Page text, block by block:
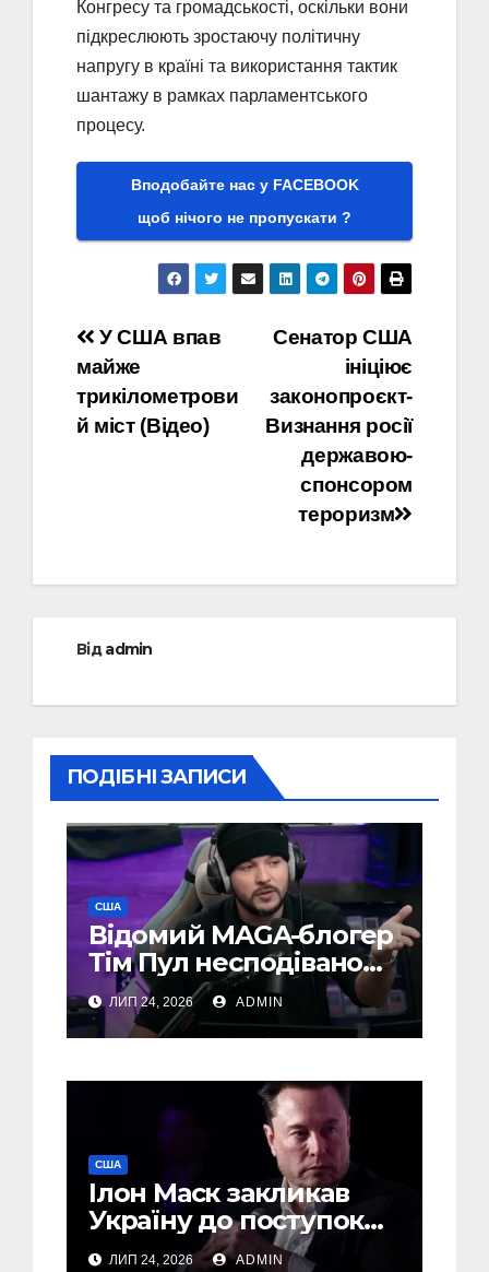
Конгресу та громадськості, оскільки вони
підкреслюють зростаючу політичну
напругу в країні та використання тактик
шантажу в рамках парламентського
процесу.
Вподобайте нас у FACEBOOK
щоб нічого не пропускати ?
Навігація
записів
Сенатор США
ініціює
законопроєкт-
Визнання росії
державою-
спонсором
тероризм
У США впав
майже
трикілометрови
й міст (Відео)
Відadmin
ПОДІБНІ ЗАПИСИ
США
Відомий MAGA-блогер
Тім Пул несподівано
підтримав Україну
ЛИП 24, 2026 ADMIN
США
Ілон Маск закликав
Україну до поступок
Путіну – The Economist
ЛИП 24, 2026 ADMIN